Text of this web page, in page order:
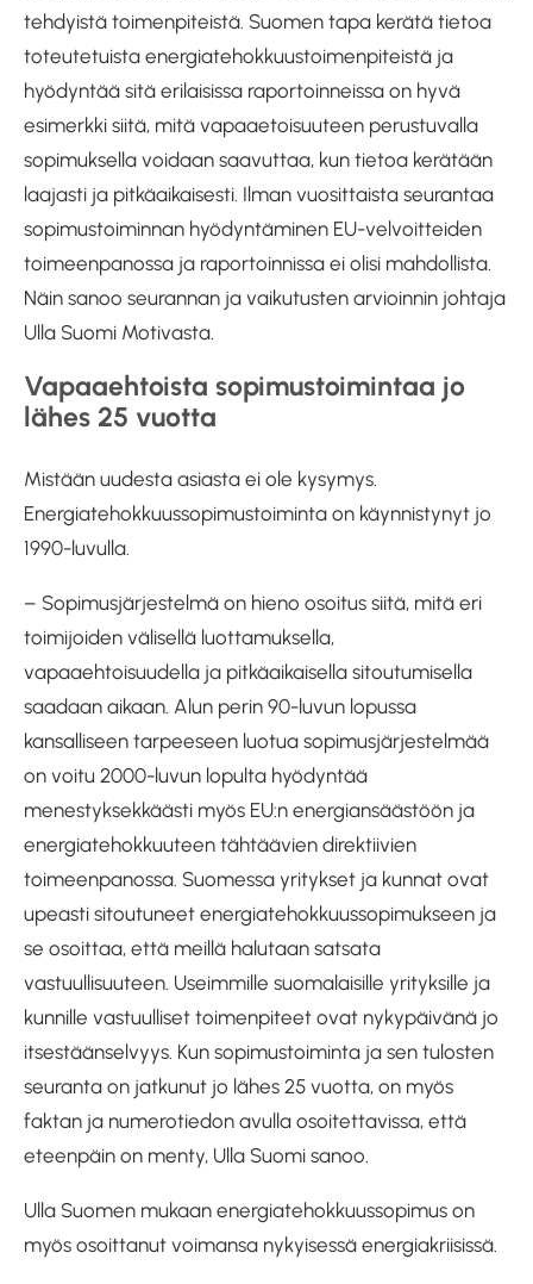
tehdyistä toimenpiteistä. Suomen tapa kerätä tietoa
toteutetuista energiatehokkuustoimenpiteistä ja
hyödyntää sitä erilaisissa raportoinneissa on hyvä
esimerkki siitä, mitä vapaaetoisuuteen perustuvalla
sopimuksella voidaan saavuttaa, kun tietoa kerätään
laajasti ja pitkäaikaisesti. Ilman vuosittaista seurantaa
sopimustoiminnan hyödyntäminen EU-velvoitteiden
toimeenpanossa ja raportoinnissa ei olisi mahdollista.
Näin sanoo seurannan ja vaikutusten arvioinnin johtaja
Ulla Suomi Motivasta.
Vapaaehtoista sopimustoimintaa jo
lähes 25 vuotta
Mistään uudesta asiasta ei ole kysymys.
Energiatehokkuussopimustoiminta on käynnistynyt jo
1990-luvulla.
– Sopimusjärjestelmä on hieno osoitus siitä, mitä eri
toimijoiden välisellä luottamuksella,
vapaaehtoisuudella ja pitkäaikaisella sitoutumisella
saadaan aikaan. Alun perin 90-luvun lopussa
kansalliseen tarpeeseen luotua sopimusjärjestelmää
on voitu 2000-luvun lopulta hyödyntää
menestyksekkäästi myös EU:n energiansäästöön ja
energiatehokkuuteen tähtäävien direktiivien
toimeenpanossa. Suomessa yritykset ja kunnat ovat
upeasti sitoutuneet energiatehokkuussopimukseen ja
se osoittaa, että meillä halutaan satsata
vastuullisuuteen. Useimmille suomalaisille yrityksille ja
kunnille vastuulliset toimenpiteet ovat nykypäivänä jo
itsestäänselvyys. Kun sopimustoiminta ja sen tulosten
seuranta on jatkunut jo lähes 25 vuotta, on myös
faktan ja numerotiedon avulla osoitettavissa, että
eteenpäin on menty, Ulla Suomi sanoo.
Ulla Suomen mukaan energiatehokkuussopimus on
myös osoittanut voimansa nykyisessä energiakriisissä.